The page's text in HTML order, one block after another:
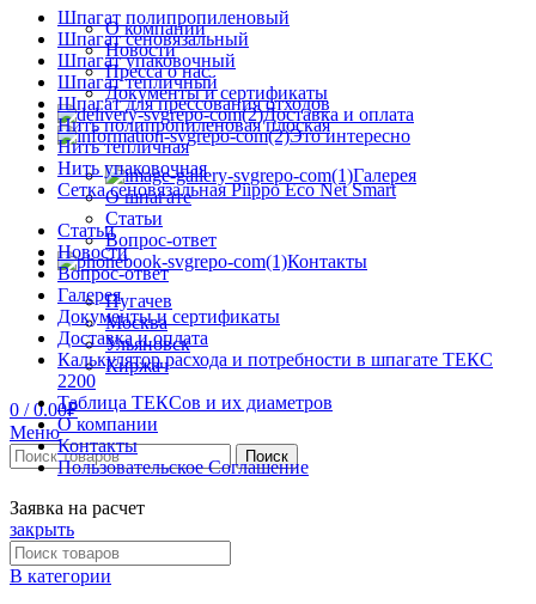
О компании
Новости
Пресса о нас
Документы и сертификаты
Доставка и оплата
Это интересно
Галерея
О шпагате
Статьи
Вопрос-ответ
Контакты
Пугачев
Москва
Ульяновск
Киржач
0 / 0.00₽
Меню
Поиск
Шпагат полипропиленовый
Шпагат сеновязальный
Шпагат упаковочный
Шпагат тепличный
Шпагат для прессования отходов
Нить полипропиленовая плоская
Нить тепличная
Нить упаковочная
Сетка сеновязальная Piippo Eco Net Smart
Статьи
Новости
Вопрос-ответ
Галерея
Документы и сертификаты
Доставка и оплата
Калькулятор расхода и потребности в шпагате ТЕКС
2200
Таблица ТЕКСов и их диаметров
О компании
Контакты
Пользовательское Соглашение
Заявка на расчет
закрыть
В категории